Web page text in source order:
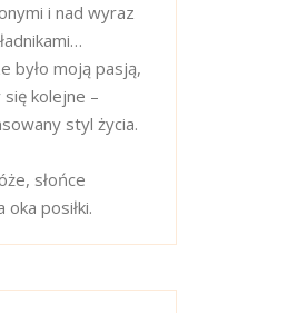
i nad wyraz
było moją pasją,
się kolejne –
styl życia.
słońce
posiłki.